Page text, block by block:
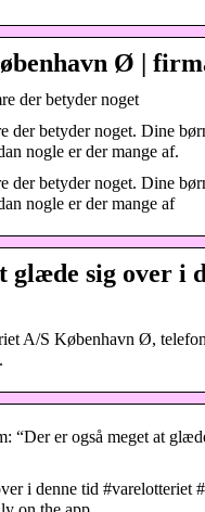
Ø |
der betyder noget
der betyder noget. Dine
nogle er der mange af.
der betyder noget. Dine
nogle er der mange af
glæde sig over i
A/S København Ø,
“Der er også meget at
i denne tid